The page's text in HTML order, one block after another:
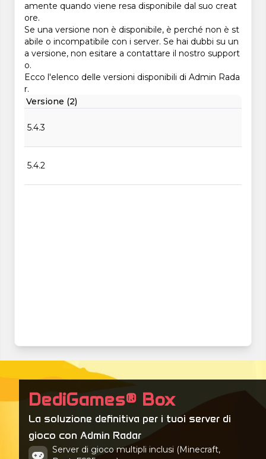
amente quando viene resa disponibile dal suo creat
ore.
Se una versione non è disponibile, è perché non è st
abile o incompatibile con i server. Se hai dubbi su un
a versione, non esitare a contattare il nostro support
o.
Ecco l'elenco delle versioni disponibili di Admin Rada
r.
Versione (2)
5.4.3
5.4.2
DediGames® Box
La soluzione definitiva per i tuoi server di
gioco con Admin Radar
Server di gioco multipli inclusi (Minecraft,